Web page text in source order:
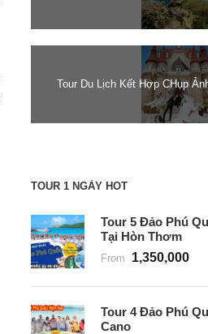
Tour Du Lịch Kết Hợp CHụp
TOUR 1 NGÀY HOT
Tour 5 Đảo Phú
Tại Hòn Thơm
From 1,350,000
Tour 4 Đảo Phú
Cano